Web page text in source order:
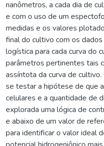
nanômetros, a cada dia de
e com o uso de um
medidas e os valores
final do cultivo com os
logística para cada curva do
parâmetros pertinentes tais
assíntota da curva de
se testar a hipótese de que
celulares e a quantidade de
explorada uma lógica de
e abaixo de um valor de
para identificar o valor ideal